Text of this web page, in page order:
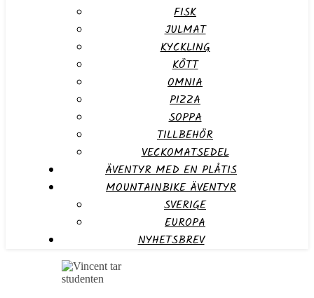
FISK
JULMAT
KYCKLING
KÖTT
OMNIA
PIZZA
SOPPA
TILLBEHÖR
VECKOMATSEDEL
ÄVENTYR MED EN PLÅTIS
MOUNTAINBIKE ÄVENTYR
SVERIGE
EUROPA
NYHETSBREV